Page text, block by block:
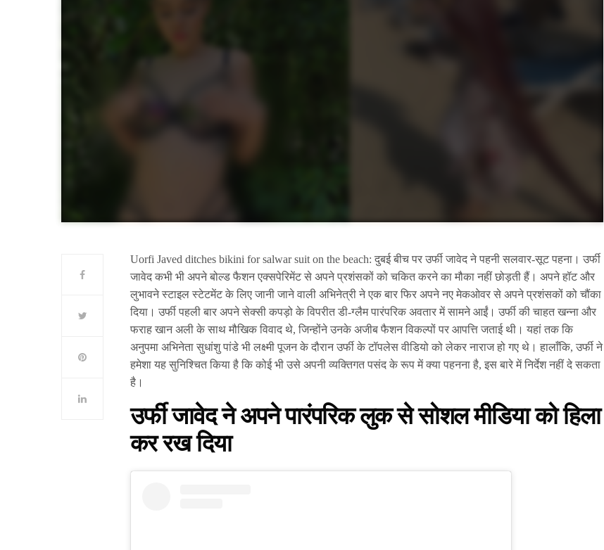
Uorfi Javed ditches bikini for salwar suit on the beach: दुबई बीच पर उर्फी जावेद ने पहनी सलवार-सूट पहना। उर्फी
जावेद कभी भी अपने बोल्ड फैशन एक्सपेरिमेंट से अपने प्रशंसकों को चकित करने का मौका नहीं छोड़ती हैं। अपने हॉट और
लुभावने स्टाइल स्टेटमेंट के लिए जानी जाने वाली अभिनेत्री ने एक बार फिर अपने नए मेकओवर से अपने प्रशंसकों को चौंका
दिया। उर्फी पहली बार अपने सेक्सी कपड़ो के विपरीत डी-ग्लैम पारंपरिक अवतार में सामने आईं। उर्फी की चाहत खन्ना और
फराह खान अली के साथ मौखिक विवाद थे, जिन्होंने उनके अजीब फैशन विकल्पों पर आपत्ति जताई थी। यहां तक ​​कि
अनुपमा अभिनेता सुधांशु पांडे भी लक्ष्मी पूजन के दौरान उर्फी के टॉपलेस वीडियो को लेकर नाराज हो गए थे। हालाँकि, उर्फी ने
हमेशा यह सुनिश्चित किया है कि कोई भी उसे अपनी व्यक्तिगत पसंद के रूप में क्या पहनना है, इस बारे में निर्देश नहीं दे सकता
है।
उर्फी जावेद ने अपने पारंपरिक लुक से सोशल मीडिया को हिला
कर रख दिया